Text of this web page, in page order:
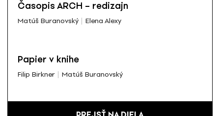
Časopis ARCH – redizajn
Matúš Buranovský Elena Alexy
Papier v knihe
Filip Birkner Matúš Buranovský